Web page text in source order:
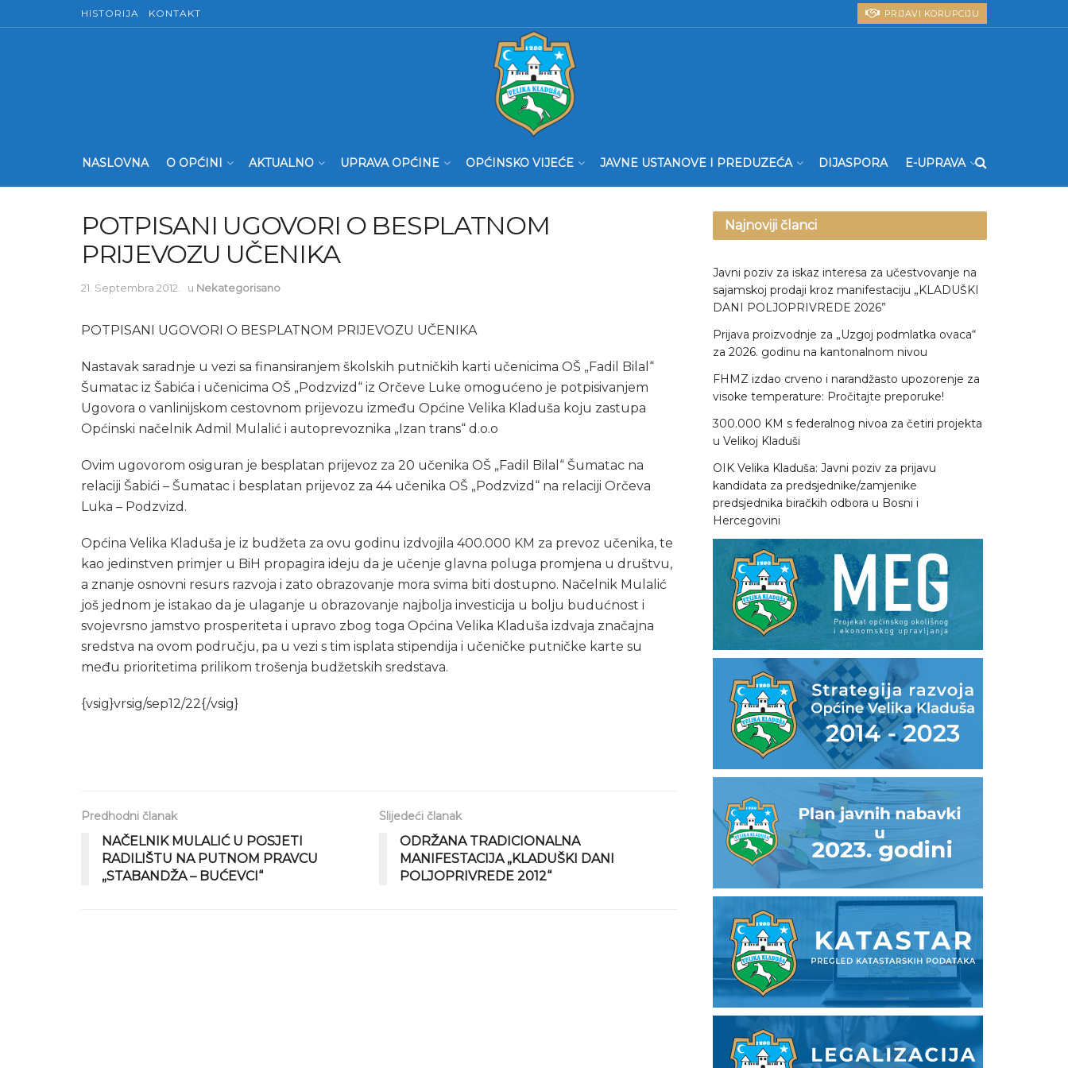
HISTORIJA KONTAKT PRIJAVI KORUPCIJU
NASLOVNA O OPĆINI AKTUALNO UPRAVA OPĆINE OPĆINSKO VIJEĆE JAVNE USTANOVE I PREDUZEĆA DIJASPORA E-UPRAVA
POTPISANI UGOVORI O BESPLATNOM
PRIJEVOZU UČENIKA
21. Septembra 2012. u Nekategorisano
POTPISANI UGOVORI O BESPLATNOM PRIJEVOZU UČENIKA
Nastavak saradnje u vezi sa finansiranjem školskih putničkih karti učenicima OŠ „Fadil Bilal“
Šumatac iz Šabića i učenicima OŠ „Podzvizd“ iz Orčeve Luke omogućeno je potpisivanjem
Ugovora o vanlinijskom cestovnom prijevozu između Općine Velika Kladuša koju zastupa
Općinski načelnik Admil Mulalić i autoprevoznika „Izan trans“ d.o.o
Ovim ugovorom osiguran je besplatan prijevoz za 20 učenika OŠ „Fadil Bilal“ Šumatac na
relaciji Šabići – Šumatac i besplatan prijevoz za 44 učenika OŠ „Podzvizd“ na relaciji Orčeva
Luka – Podzvizd.
Općina Velika Kladuša je iz budžeta za ovu godinu izdvojila 400.000 KM za prevoz učenika, te
kao jedinstven primjer u BiH propagira ideju da je učenje glavna poluga promjena u društvu,
a znanje osnovni resurs razvoja i zato obrazovanje mora svima biti dostupno. Načelnik Mulalić
još jednom je istakao da je ulaganje u obrazovanje najbolja investicija u bolju budućnost i
svojevrsno jamstvo prosperiteta i upravo zbog toga Općina Velika Kladuša izdvaja značajna
sredstva na ovom području, pa u vezi s tim isplata stipendija i učeničke putničke karte su
među prioritetima prilikom trošenja budžetskih sredstava.
{vsig}vrsig/sep12/22{/vsig}
Predhodni članak
NAČELNIK MULALIĆ U POSJETI
RADILIŠTU NA PUTNOM PRAVCU
„STABANDŽA – BUĆEVCI“
Slijedeći članak
ODRŽANA TRADICIONALNA
MANIFESTACIJA „KLADUŠKI DANI
POLJOPRIVREDE 2012“
Najnoviji članci
Javni poziv za iskaz interesa za učestvovanje na
sajamskoj prodaji kroz manifestaciju „KLADUŠKI
DANI POLJOPRIVREDE 2026”
Prijava proizvodnje za „Uzgoj podmlatka ovaca“
za 2026. godinu na kantonalnom nivou
FHMZ izdao crveno i narandžasto upozorenje za
visoke temperature: Pročitajte preporuke!
300.000 KM s federalnog nivoa za četiri projekta
u Velikoj Kladuši
OIK Velika Kladuša: Javni poziv za prijavu
kandidata za predsjednike/zamjenike
predsjednika biračkih odbora u Bosni i
Hercegovini